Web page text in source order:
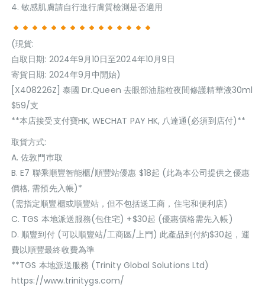
4. 敏感肌膚請自行進行膚質檢測是否適用
(現貨:
自取日期: 2024年9月10日至2024年10月9日
寄貨日期: 2024年9月中開始)
[X408226Z] 泰國 Dr.Queen 去眼部油脂粒夜間修護精華液30ml
$59/支
**本店接受支付寶HK, WECHAT PAY HK, 八達通(必須到店付)**
取貨方式:
A. 佐敦門巿取
B. E7 聯乘順豐智能櫃/順豐站優惠 $18起 (此為本公司提供之優惠
價格, 需預先入帳)*
(需指定順豐櫃或順豐站，但不包括送工商，住宅和便利店)
C. TGS 本地派送服務(包住宅) +$30起 (優惠價格需先入帳)
D. 順豐到付 (可以順豐站/工商區/上門) 此產品到付約$30起，運
費以順豐最終收費為準
**TGS 本地派送服務 (Trinity Global Solutions Ltd)
https://www.trinitygs.com/